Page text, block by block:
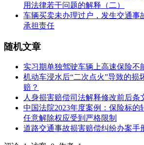
用法律若干问题的解释（二）
车辆买卖未办理过户，发生交通事
承担责任
随机文章
实习期单独驾驶车辆上高速保险不
机动车浸水后“二次点火”导致的损
赔？
人身损害赔偿司法解释修改前后条
中国法院2023年度案例：保险标的
任意解除权应受到严格限制
道路交通事故损害赔偿纠纷办案手